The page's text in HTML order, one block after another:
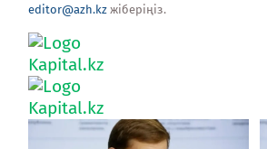
editor@azh.kz жіберіңіз.